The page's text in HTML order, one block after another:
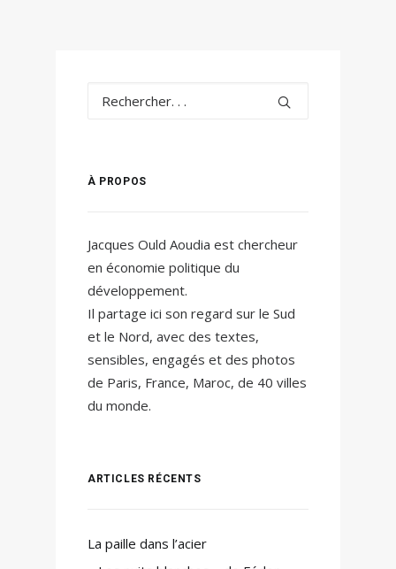
À PROPOS
Jacques Ould Aoudia est chercheur
en économie politique du
développement.
Il partage ici son regard sur le Sud
et le Nord, avec des textes,
sensibles, engagés et des photos
de Paris, France, Maroc, de 40 villes
du monde.
ARTICLES RÉCENTS
La paille dans l’acier